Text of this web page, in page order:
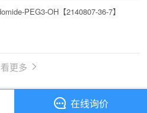
PEG3-OH【2140807-36-7】
更多
在线询价